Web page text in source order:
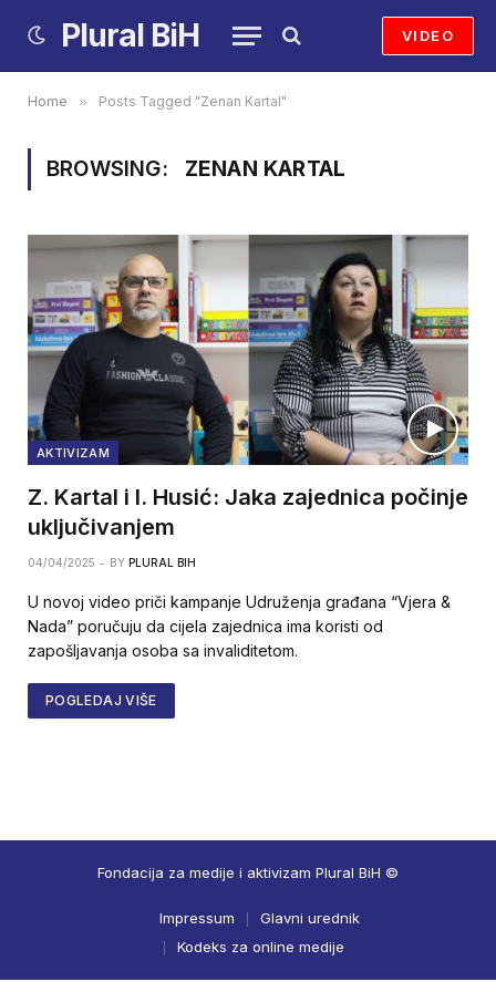
Plural BiH VIDEO
Home » Posts Tagged "Zenan Kartal"
BROWSING: ZENAN KARTAL
AKTIVIZAM
Z. Kartal i I. Husić: Jaka zajednica počinje
uključivanjem
04/04/2025 BY PLURAL BIH
U novoj video priči kampanje Udruženja građana “Vjera &
Nada” poručuju da cijela zajednica ima koristi od
zapošljavanja osoba sa invaliditetom.
POGLEDAJ VIŠE
Fondacija za medije i aktivizam Plural BiH ©
Impressum
Glavni urednik
Kodeks za online medije